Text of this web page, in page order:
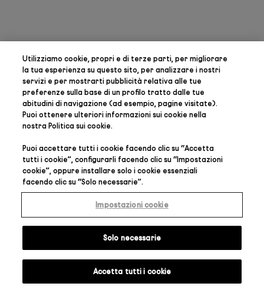
Utilizziamo cookie, propri e di terze parti, permigliorare
la tua esperienza su questo sito, per analizzare i nostri
servizi e per mostrarti pubblicità relativa alle tue
preferenze sulla base di un profilo tratto dalle tue
abitudini di navigazione (ad esempio, pagine visitate).
Puoi ottenere ulteriori informazioni sui cookie nella
nostraPolitica sui cookie.
Puoi accettare tutti i cookie facendo clic su “Accetta
tutti i cookie”, configurarli facendo clic su “Impostazioni
cookie”, oppure installare solo i cookie essenziali
facendo clic su “Solo necessarie”.
Impostazioni cookie
Solo necessarie
Accetta tutti i cookie